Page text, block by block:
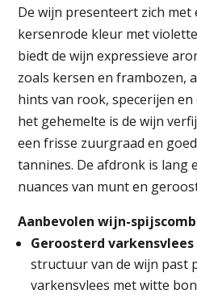
De wijn presenteert zich met
kersenrode kleur met
biedt de wijn expressieve
zoals kersen en frambozen,
hints van rook, specerijen en
het gehemelte is de wijn
een frisse zuurgraad en
tannines. De afdronk is lang
nuances van munt en
Aanbevolen wijn-
Geroosterd varkensvlees
structuur van de wijn past
varkensvlees met witte